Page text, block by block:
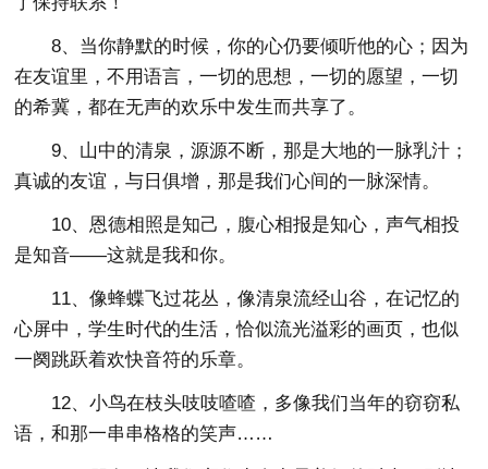
8、当你静默的时候，你的心仍要倾听他的心；因为
在友谊里，不用语言，一切的思想，一切的愿望，一切
的希冀，都在无声的欢乐中发生而共享了。
9、山中的清泉，源源不断，那是大地的一脉乳汁；
真诚的友谊，与日俱增，那是我们心间的一脉深情。
10、恩德相照是知己，腹心相报是知心，声气相投
是知音——这就是我和你。
11、像蜂蝶飞过花丛，像清泉流经山谷，在记忆的
心屏中，学生时代的生活，恰似流光溢彩的画页，也似
一阕跳跃着欢快音符的乐章。
12、小鸟在枝头吱吱喳喳，多像我们当年的窃窃私
语，和那一串串格格的笑声……